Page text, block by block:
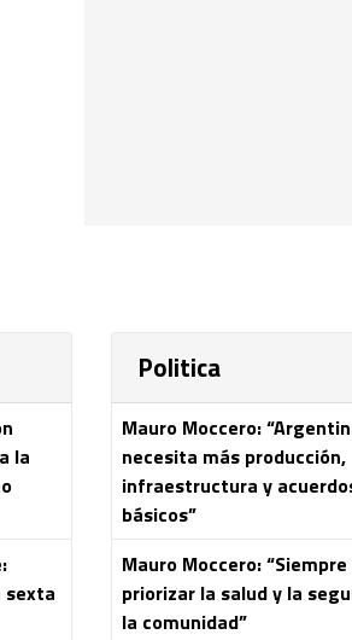
la
sexta
Politica
Mauro Moccero:
necesita más producción,
infraestructura y
básicos”
Mauro Moccero:
priorizar la salud y la
la comunidad”